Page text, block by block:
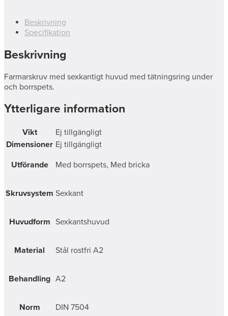
Beskrivning
Specifikation
Beskrivning
Farmarskruv med sexkantigt huvud med tätningsring under
och borrspets.
Ytterligare information
Vikt
Ej tillgängligt
Dimensioner Ej tillgängligt
Utförande
Med borrspets, Med bricka
Skruvsystem Sexkant
Huvudform Sexkantshuvud
Material Stål rostfri A2
Behandling A2
Norm DIN 7504